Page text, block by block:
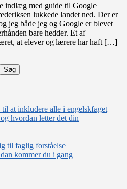
indlæg med guide til Google
lukkede landet ned. Der er
jeg både jeg og Google er blevet
bare hedder. Et af
at elever og lærere har haft […]
at inkludere alle i engelskfaget
hvordan letter det din
til faglig forståelse
kommer du i gang